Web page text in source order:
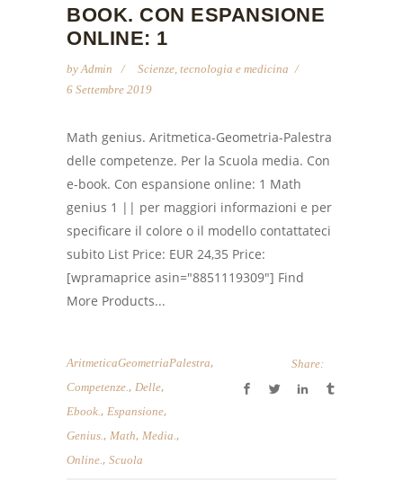
BOOK. CON ESPANSIONE
ONLINE: 1
byAdmin
Scienze, tecnologia e medicina
6 Settembre 2019
Math genius. Aritmetica-Geometria-Palestra
delle competenze. Per la Scuola media. Con
e-book. Con espansione online: 1 Math
genius 1 || per maggiori informazioni e per
specificare il colore o il modello contattateci
subito List Price: EUR 24,35 Price:
[wpramaprice asin="8851119309"] Find
More Products...
AritmeticaGeometriaPalestra,
Competenze., Delle,
Ebook., Espansione,
Genius., Math, Media.,
Online., Scuola
Share: